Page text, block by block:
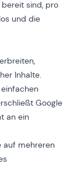
sind, pro
und die
Inhalte.
Google
an ein
auf mehreren